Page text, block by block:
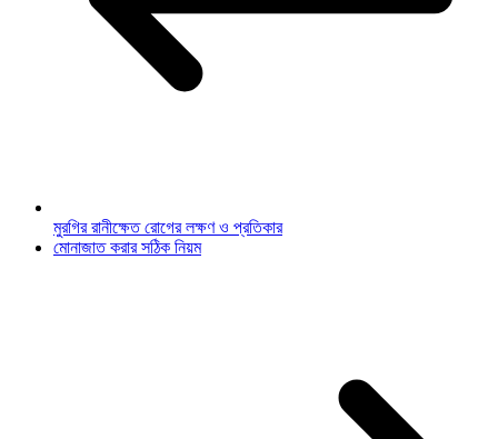
মুরগির রানীক্ষেত রোগের লক্ষণ ও প্রতিকার
মোনাজাত করার সঠিক নিয়ম